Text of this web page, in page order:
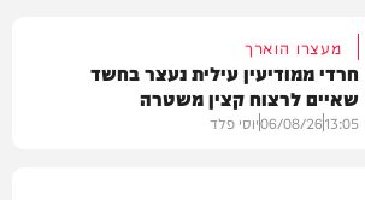
מעצרו הוארך
חרדי ממודיעין עילית נעצר בחשד
שאיים לרצוח קצין משטרה
13:05
06/08/26יוסי פלד